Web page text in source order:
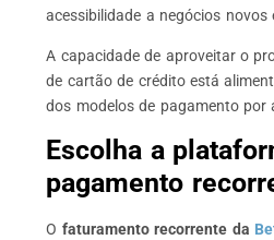
acessibilidade a negócios novos
A capacidade de aproveitar o
de cartão de crédito está
dos modelos de pagamento por
Escolha a
pagamento
O faturamento recorrente da